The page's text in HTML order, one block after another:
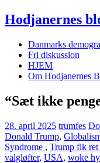
Hodjanernes
Danmarks
Fri diskussion
HJEM
Om Hodjanernes
“Sæt ikke
28. april 2025 trumfes
Donald Trump,
Syndrome , Trump fik ret
valgløfter, USA, woke